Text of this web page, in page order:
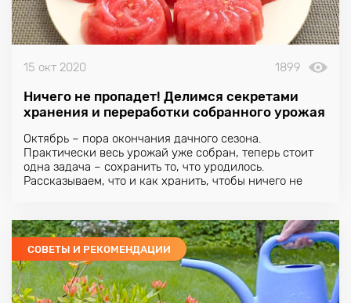
15 окт 2020 1899
Ничего не пропадет! Делимся секретами
хранения и переработки собранного урожая
Октябрь – пора окончания дачного сезона.
Практически весь урожай уже собран, теперь стоит
одна задача – сохранить то, что уродилось.
Рассказываем, что и как хранить, чтобы ничего не
СОВЕТЫ И РЕКОМЕНДАЦИИ